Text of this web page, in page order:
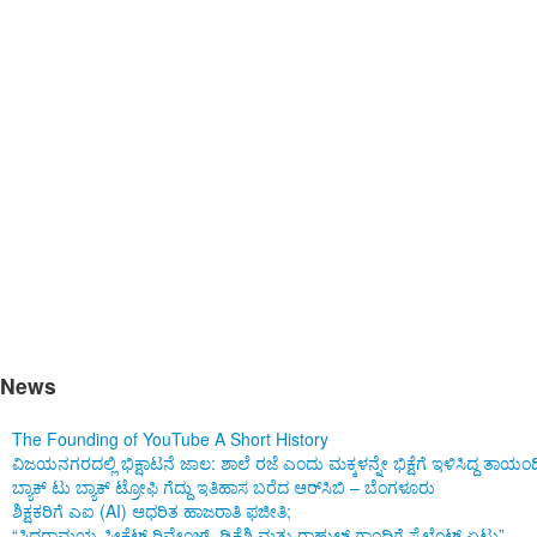
News
The Founding of YouTube A Short History
ವಿಜಯನಗರದಲ್ಲಿ ಭಿಕ್ಷಾಟನೆ ಜಾಲ: ಶಾಲೆ ರಜೆ ಎಂದು ಮಕ್ಕಳನ್ನೇ ಭಿಕ್ಷೆಗೆ ಇಳಿಸಿದ್ದ
ಬ್ಯಾಕ್ ಟು ಬ್ಯಾಕ್ ಟ್ರೋಫಿ ಗೆದ್ದು ಇತಿಹಾಸ ಬರೆದ ಆರ್‌ಸಿಬಿ – ಬೆಂಗಳೂರು
ಶಿಕ್ಷಕರಿಗೆ ಎಐ (AI) ಆಧರಿತ ಹಾಜರಾತಿ ಫಜೀತಿ;